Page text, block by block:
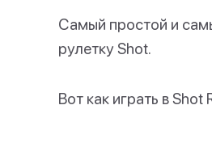
Самый простой и
рулетку Shot.
Вот как играть в Shot